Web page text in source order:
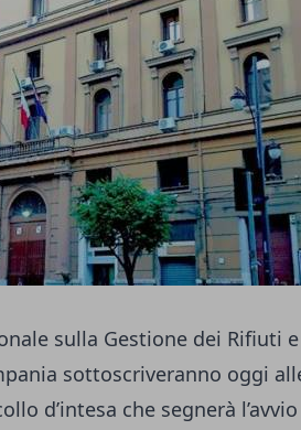
sulla Gestione dei Rifiuti
sottoscriveranno oggi
d’intesa che segnerà